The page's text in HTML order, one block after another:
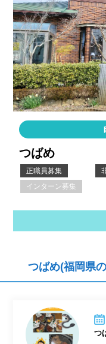
つばめ
正職員募集
インターン募集
つばめ(福岡県
つ